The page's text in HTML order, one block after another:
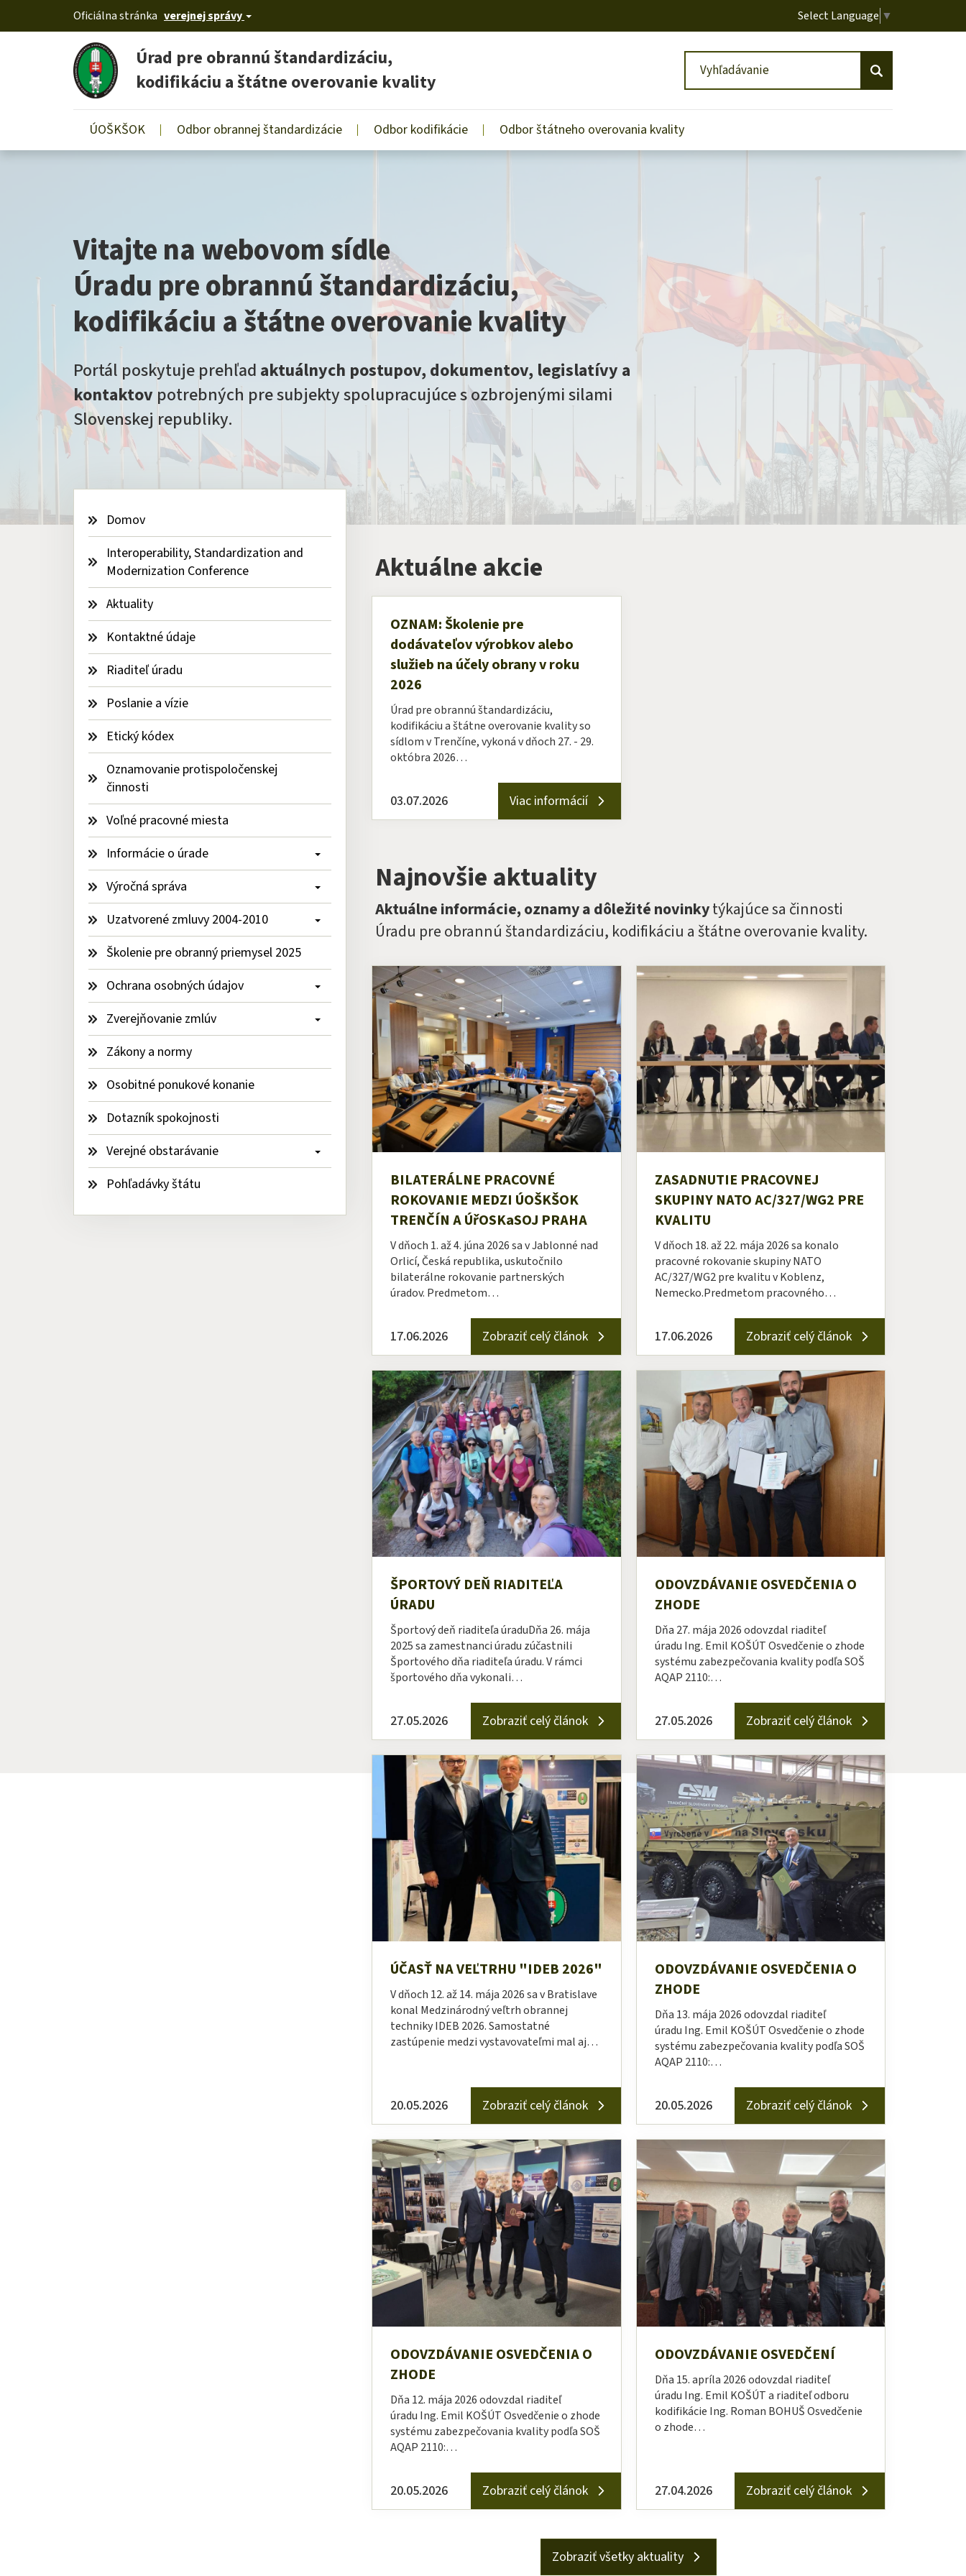
Skočiť
Oficiálna stránka verejnej správy Select Language ▼
Úrad pre obrannú štandardizáciu,
kodifikáciu a štátne overovanie kvality
Vyhľadávanie
Vyhľadávanie
Používateľské
menu
ÚOŠKŠOK Odbor obrannej štandardizácie Odbor kodifikácie Odbor štátneho overovania kvality
Vitajte na webovom sídle
Úradu pre obrannú štandardizáciu,
kodifikáciu a štátne overovanie kvality
Portál poskytuje prehľad aktuálnych postupov, dokumentov, legislatívy a
kontaktov potrebných pre subjekty spolupracujúce s ozbrojenými silami
Slovenskej republiky.
Domov
Interoperability, Standardization and
Modernization Conference
Aktuality
Kontaktné údaje
Riaditeľ úradu
Poslanie a vízie
Etický kódex
Oznamovanie protispoločenskej
činnosti
Voľné pracovné miesta
Informácie o úrade
Výročná správa
Uzatvorené zmluvy 2004-2010
Školenie pre obranný priemysel 2025
Ochrana osobných údajov
Zverejňovanie zmlúv
Zákony a normy
Osobitné ponukové konanie
Dotazník spokojnosti
Verejné obstarávanie
Pohľadávky štátu
Aktuálne akcie
OZNAM: Školenie pre
dodávateľov výrobkov alebo
služieb na účely obrany v roku
2026
Úrad pre obrannú štandardizáciu,
kodifikáciu a štátne overovanie kvality so
sídlom v Trenčíne, vykoná v dňoch 27. - 29.
októbra 2026…
03.07.2026 Viac informácií
Najnovšie aktuality
Aktuálne informácie, oznamy a dôležité novinkytýkajúce sa činnosti
Úradu pre obrannú štandardizáciu, kodifikáciu a štátne overovanie kvality.
BILATERÁLNE PRACOVNÉ
ROKOVANIE MEDZI ÚOŠKŠOK
TRENČÍN A ÚřOSKaSOJ PRAHA
V dňoch 1. až 4. júna 2026 sa v Jablonné nad
Orlicí, Česká republika, uskutočnilo
bilaterálne rokovanie partnerských
úradov. Predmetom…
17.06.2026 Zobraziť celý článok
ZASADNUTIE PRACOVNEJ
SKUPINY NATO AC/327/WG2 PRE
KVALITU
V dňoch 18. až 22. mája 2026 sa konalo
pracovné rokovanie skupiny NATO
AC/327/WG2 pre kvalitu v Koblenz,
Nemecko.Predmetom pracovného…
17.06.2026 Zobraziť celý článok
ŠPORTOVÝ DEŇ RIADITEĽA
ÚRADU
Športový deň riaditeľa úraduDňa 26. mája
2025 sa zamestnanci úradu zúčastnili
Športového dňa riaditeľa úradu. V rámci
športového dňa vykonali…
27.05.2026 Zobraziť celý článok
ODOVZDÁVANIE OSVEDČENIA O
ZHODE
Dňa 27. mája 2026 odovzdal riaditeľ
úradu Ing. Emil KOŠÚT Osvedčenie o zhode
systému zabezpečovania kvality podľa SOŠ
AQAP 2110:…
27.05.2026 Zobraziť celý článok
ÚČASŤ NA VEĽTRHU "IDEB 2026"
V dňoch 12. až 14. mája 2026 sa v Bratislave
konal Medzinárodný veľtrh obrannej
techniky IDEB 2026. Samostatné
zastúpenie medzi vystavovateľmi mal aj…
20.05.2026 Zobraziť celý článok
ODOVZDÁVANIE OSVEDČENIA O
ZHODE
Dňa 13. mája 2026 odovzdal riaditeľ
úradu Ing. Emil KOŠÚT Osvedčenie o zhode
systému zabezpečovania kvality podľa SOŠ
AQAP 2110:…
20.05.2026 Zobraziť celý článok
ODOVZDÁVANIE OSVEDČENIA O
ZHODE
Dňa 12. mája 2026 odovzdal riaditeľ
úradu Ing. Emil KOŠÚT Osvedčenie o zhode
systému zabezpečovania kvality podľa SOŠ
AQAP 2110:…
20.05.2026 Zobraziť celý článok
ODOVZDÁVANIE OSVEDČENÍ
Dňa 15. apríla 2026 odovzdal riaditeľ
úradu Ing. Emil KOŠÚT a riaditeľ odboru
kodifikácie Ing. Roman BOHUŠ Osvedčenie
o zhode…
27.04.2026 Zobraziť celý článok
Zobraziť všetky aktuality